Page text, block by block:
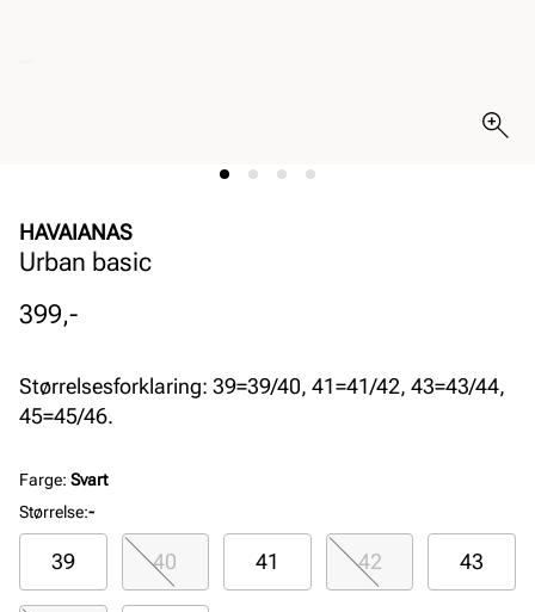
HAVAIANAS
Urban basic
Pris
399,-
Størrelsesforklaring: 39=39/40, 41=41/42, 43=43/44,
45=45/46.
Farge: Svart
Størrelse:-
39 40 41 42 43